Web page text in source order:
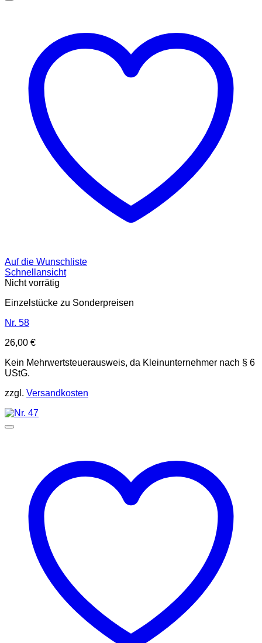
Auf die Wunschliste
Schnellansicht
Nicht vorrätig
Einzelstücke zu Sonderpreisen
Nr. 58
26,00 €
Kein Mehrwertsteuerausweis, da Kleinunternehmer nach § 6
UStG.
zzgl. Versandkosten